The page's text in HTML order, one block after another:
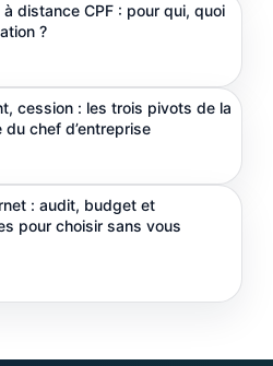
distance CPF : pour qui, quoi
?
cession : les trois pivots de la
chef d’entreprise
: audit, budget et
pour choisir sans vous